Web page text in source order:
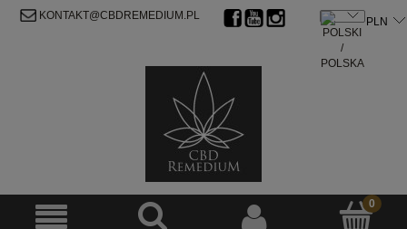
KONTAKT@CBDREMEDIUM.PL